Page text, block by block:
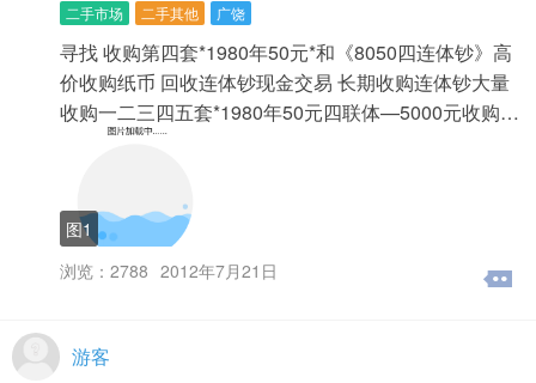
二手市场 二手其他 广饶
寻找 收购第四套*1980年50元*和《8050四连体钞》高
价收购纸币 回收连体钞现金交易 长期收购连体钞大量
收购一二三四五套*1980年50元四联体—5000元收购…
图1
浏览：2788 2012年7月21日
游客